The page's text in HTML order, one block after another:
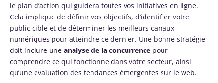
le plan d’action qui guidera toutes vos initiatives en ligne.
Cela implique de définir vos objectifs, d’identifier votre
public cible et de déterminer les meilleurs canaux
numériques pour atteindre ce dernier. Une bonne stratégie
doit inclure une analyse de la concurrence pour
comprendre ce qui fonctionne dans votre secteur, ainsi
qu’une évaluation des tendances émergentes sur le web.